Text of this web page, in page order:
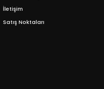
İletişim
Satış Noktaları